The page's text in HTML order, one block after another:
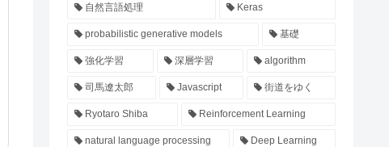
自然言語処理 Keras
probabilistic generative models 基礎
強化学習 深層学習 algorithm
司馬遼太郎 Javascript 街道をゆく
Ryotaro Shiba Reinforcement Learning
natural language processing Deep Learning